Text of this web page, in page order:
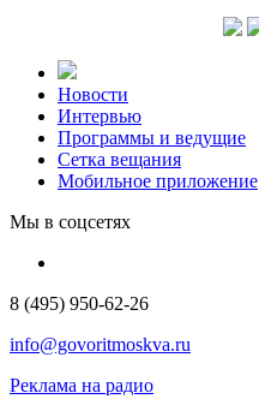
Новости
Интервью
Программы и ведущие
Сетка вещания
Мобильное приложение
Мы в соцсетях
8 (495) 950-62-26
info@govoritmoskva.ru
Реклама на радио